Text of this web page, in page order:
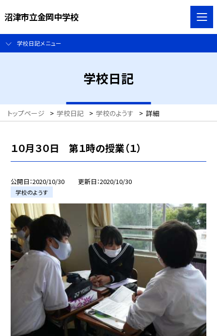
沼津市立金岡中学校
学校日記メニュー
学校日記
トップページ > 学校日記 > 学校のようす > 詳細
１０月３０日 第１時の授業（１）
公開日 2020/10/30 更新日 2020/10/30
学校のようす